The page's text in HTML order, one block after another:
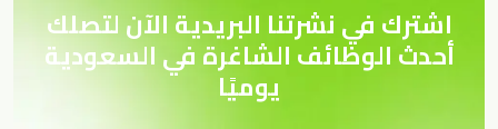
اشترك في نشرتنا البريدية الآن لتصلك
أحدث الوظائف الشاغرة في السعودية
يوميًا